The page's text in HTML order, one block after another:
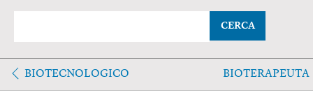
CERCA
BIOTECNOLOGICO BIOTERAPEUTA